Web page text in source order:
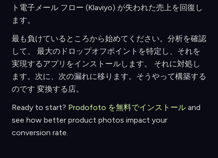
ト電子メール フロー (Klaviyo) が失われた売上を回復し
ます。
最も負けているところから始めてください。分析を確認
して、 最大のドロップオフポイントを特定し、それを
実現するアプリをインストールします。 それに対処し
ます。次に、次の漏れに移ります。そうやって構築する
のです 変換する店。
Ready to start? Prodofoto を無料でインストール and
see how better product photos impact your
conversion rate.